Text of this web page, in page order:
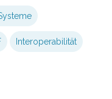
Interoperabilität